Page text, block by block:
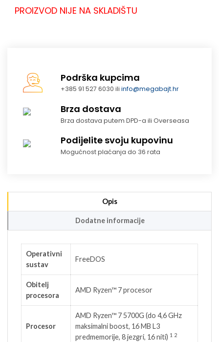
PROIZVOD NIJE NA SKLADIŠTU
Podrška kupcima
+385 91 527 6030 iliinfo@megabajt.hr
Brza dostava
Brza dostava putem DPD-a ili Overseasa
Podijelite svoju kupovinu
Mogućnost plaćanja do 36 rata
Opis
Dodatne informacije
Operativni
sustav
FreeDOS
Obitelj
procesora
AMD Ryzen™ 7 procesor
Procesor
AMD Ryzen™ 7 5700G (do 4,6 GHz
maksimalni boost, 16 MB L3
predmemorije, 8 jezgri, 16niti) 1 2